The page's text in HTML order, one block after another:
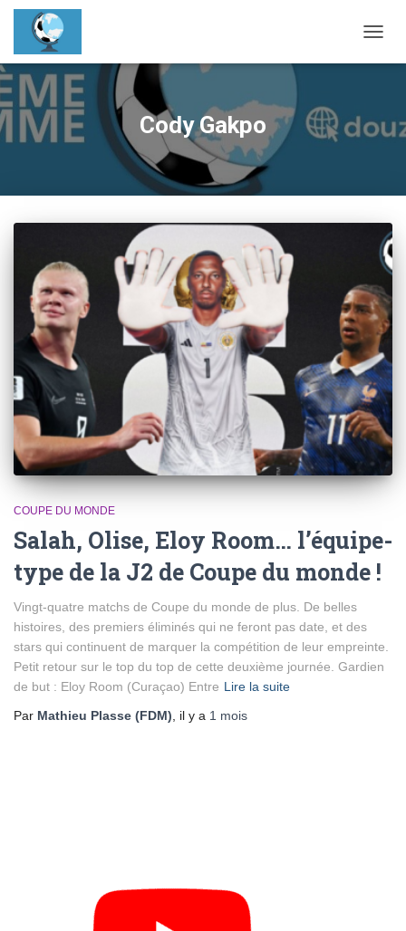
Cody Gakpo
COUPE DU MONDE
Salah, Olise, Eloy Room… l’équipe-
type de la J2 de Coupe du monde !
Vingt-quatre matchs de Coupe du monde de plus. De belles
histoires, des premiers éliminés qui ne feront pas date, et des
stars qui continuent de marquer la compétition de leur empreinte.
Petit retour sur le top du top de cette deuxième journée. Gardien
de but : Eloy Room (Curaçao) Entre Lire la suite
Par Mathieu Plasse (FDM) , il y a 1 mois